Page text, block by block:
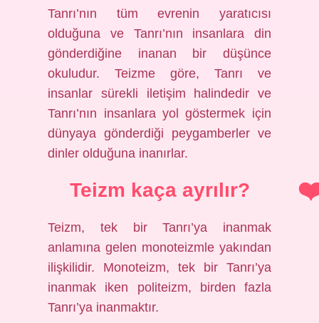
Tanrı’nın tüm evrenin yaratıcısı
olduğuna ve Tanrı’nın insanlara din
gönderdiğine inanan bir düşünce
okuludur. Teizme göre, Tanrı ve
insanlar sürekli iletişim halindedir ve
Tanrı’nın insanlara yol göstermek için
dünyaya gönderdiği peygamberler ve
dinler olduğuna inanırlar.
Teizm kaça ayrılır?
Teizm, tek bir Tanrı’ya inanmak
anlamına gelen monoteizmle yakından
ilişkilidir. Monoteizm, tek bir Tanrı’ya
inanmak iken politeizm, birden fazla
Tanrı’ya inanmaktır.